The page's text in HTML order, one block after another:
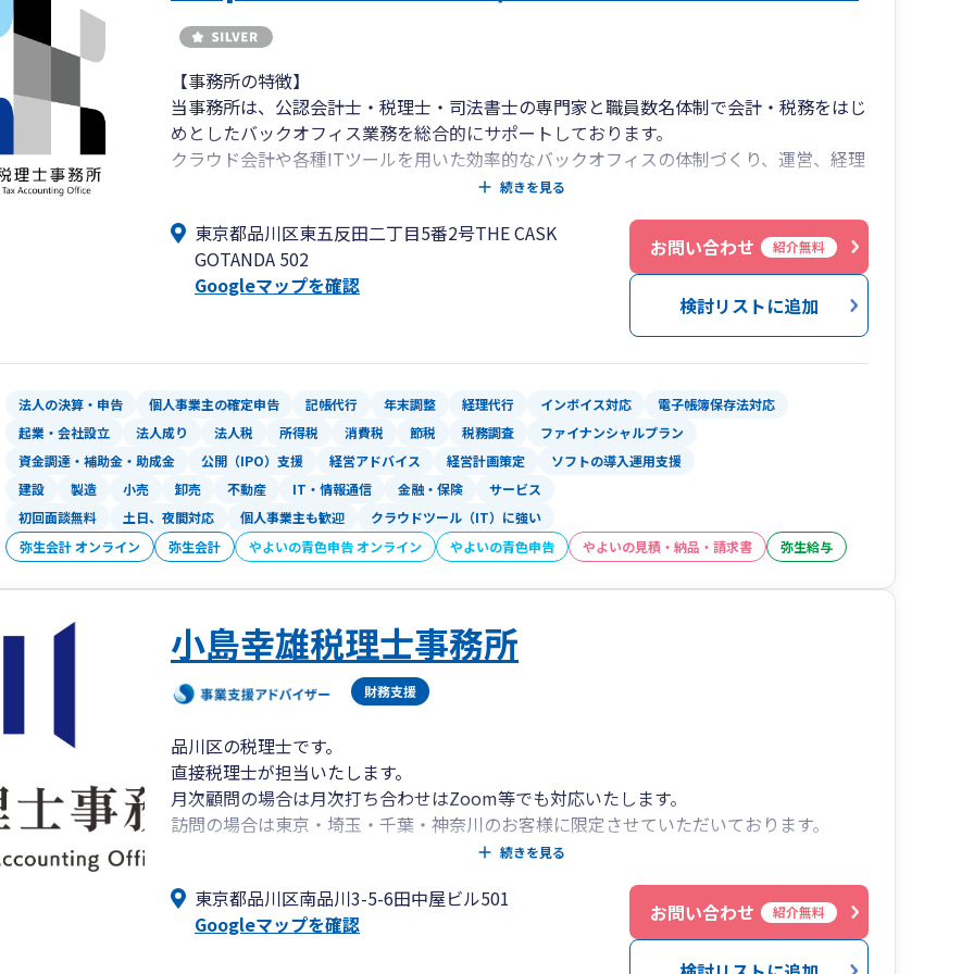
【事務所の特徴】
当事務所は、公認会計士・税理士・司法書士の専門家と職員数名体制で会計・税務をはじ
めとしたバックオフィス業務を総合的にサポートしております。
クラウド会計や各種ITツールを用いた効率的なバックオフィスの体制づくり、運営、経理
経理代行や記帳代行にも対応しておりますのでご安心ください。
コミュニケーションツールとしては、Slack、Chatwork、Google Meet、Zoom等により
スピーディーに対応しており、事前にご相談いただければ夜間休日でも対応可能でござい
これまで関与した業種は、不動産業、ソフトウェア開発業、建設業、運送業、自動車販
売・整備業、飲食業、太陽光発電事業、士業など多岐にわたり、現在も様々な業種のクラ
イアント様からご依頼いただいております。
【税理士の紹介】
税理士 金子建也
・1984年生まれ。2012年に自動車整備士から会計業界へ転身。その後2016年に税理士試
験に合格しKPMG税理士法人に入所。
・主に、事業会社・J-REIT・SPCの税務申告書作成業務や事業会社・PEファンド等に対
・KPMG税理士法人でのマネージャー業務を経て独立開業。現在は、中小零細企業を中心
に財務税務に関する総合的なアドバイス業務を提供。
続きを見る
東京都品川区東五反田二丁目5番2号THE CASK
GOTANDA 502
Googleマップを確認
お問い合わせ 紹介無料
検討リストに追加
法人の決算・申告 個人事業主の確定申告 記帳代行 年末調整 経理代行 インボイス対応
電子帳簿保存法対応
起業・会社設立
法人成り 法人税 所得税 消費税 節税 税務調査
ファイナンシャルプラン
資金調達・補助金・助成金
公開（IPO）支援 経営アドバイス 経営計画策定
ソフトの導入運用支援
建設
製造 小売 卸売 不動産 IT・情報通信 金融・保険
サービス
初回面談無料
土日、夜間対応 個人事業主も歓迎
クラウドツール（IT）に強い
弥生会計 オンライン
弥生会計 やよいの青色申告 オンライン やよいの青色申告 やよいの見積・納品・請求書 弥生給与
小島幸雄税理士事務所
品川区の税理士です。
直接税理士が担当いたします。
月次顧問の場合は月次打ち合わせはZoom等でも対応いたします。
訪問の場合は東京・埼玉・千葉・神奈川のお客様に限定させていただいております。
い。
続きを見る
東京都品川区南品川3-5-6田中屋ビル501
Googleマップを確認
お問い合わせ 紹介無料